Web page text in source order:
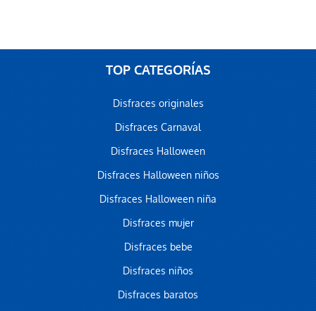
TOP CATEGORÍAS
Disfraces originales
Disfraces Carnaval
Disfraces Halloween
Disfraces Halloween niños
Disfraces Halloween niña
Disfraces mujer
Disfraces bebe
Disfraces niños
Disfraces baratos